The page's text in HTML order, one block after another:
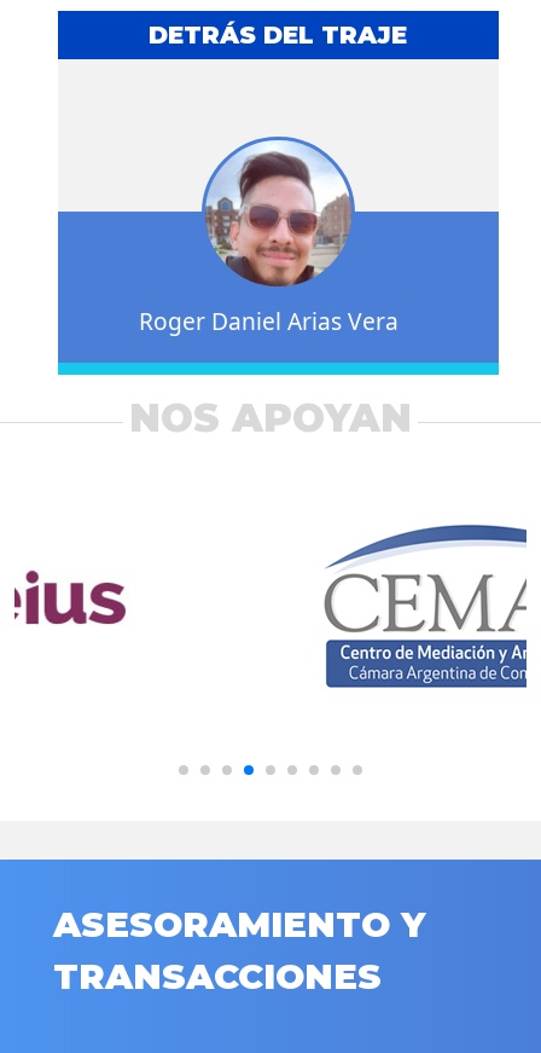
DETRÁS DEL TRAJE
Roger Daniel Arias Vera
NOS APOYAN
ASESORAMIENTO Y
TRANSACCIONES